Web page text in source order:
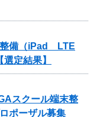
整備（iPad LTE
定結果】
スクール端末整
ポーザル募集